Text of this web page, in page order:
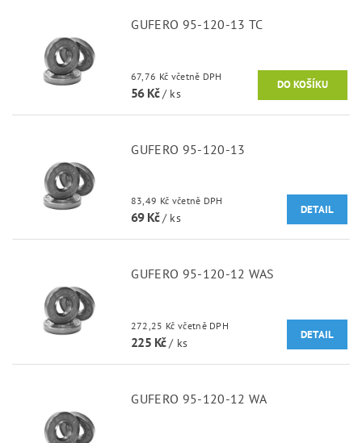
GUFERO 95-120-13 TC
67,76 Kč včetně DPH
56 Kč/ ks
GUFERO 95-120-13
83,49 Kč včetně DPH
69 Kč/ ks
DETAIL
GUFERO 95-120-12 WAS
272,25 Kč včetně DPH
225 Kč/ ks
DETAIL
GUFERO 95-120-12 WA